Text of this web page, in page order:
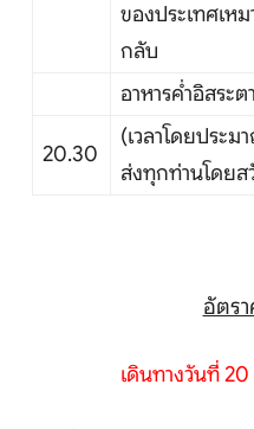
ของประเทศเห
กลับ
อาหารค่ำอิสระ
20.30
(เวลาโดยประ
ส่งทุกท่านโดย
อัตรา
เดินทางวันที่